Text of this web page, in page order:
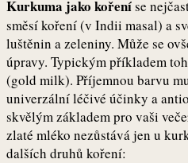
Kurkuma jako kořeníse
směsí koření (v Indii masal) a
luštěnin a zeleniny. Může se
úpravy. Typickým příkladem
(gold milk). Příjemnou barvu
univerzální léčivé účinky a
skvělým základem pro vaši
zlaté mléko nezůstává jen u
dalších druhů koření: